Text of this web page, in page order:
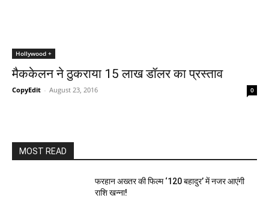
Hollywood +
मैककेलन ने ठुकराया 15 लाख डॉलर का प्रस्‍ताव
CopyEdit - August 23, 2016 0
MOST READ
फरहान अख्तर की फिल्म ‘120 बहादुर’ में नजर आएंगी
राशि खन्ना!